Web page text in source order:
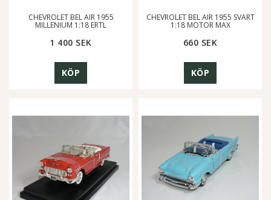
CHEVROLET BEL AIR 1955
MILLENIUM 1:18 ERTL
1 400 SEK
KÖP
CHEVROLET BEL AIR 1955 SVART
1:18 MOTOR MAX
660 SEK
KÖP